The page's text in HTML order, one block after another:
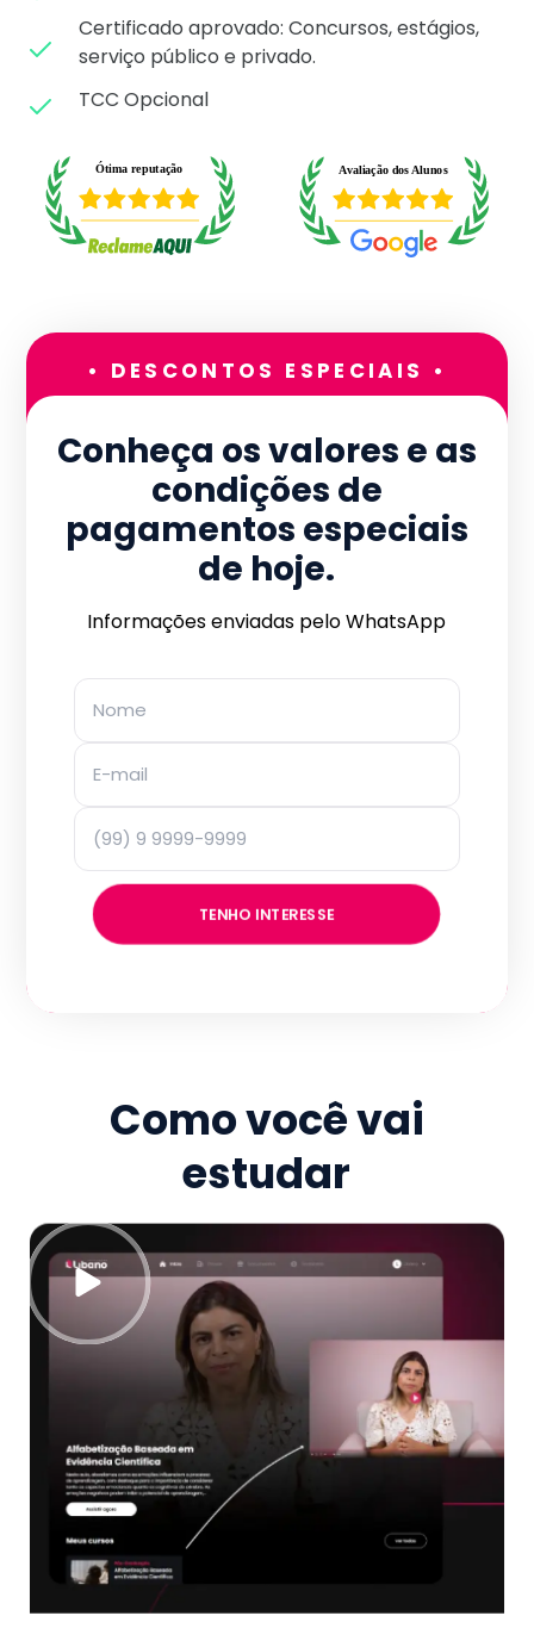
Certificado aprovado: Concursos, estágios,
serviço público e privado.
TCC Opcional
• DESCONTOS ESPECIAIS •
Conheça os valores e as
condições de
pagamentos especiais
de hoje.
Informações enviadas pelo WhatsApp
TENHO INTERESSE
Como você vai
estudar